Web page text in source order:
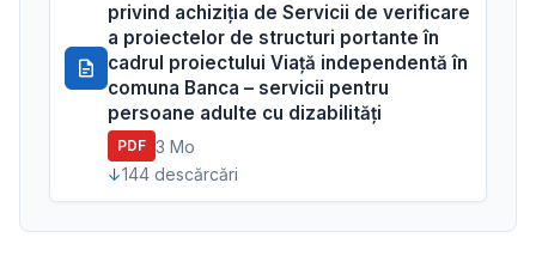
privind achiziţia de Servicii de verificare
a proiectelor de structuri portante în
cadrul proiectului Viață independentă în
comuna Banca – servicii pentru
persoane adulte cu dizabilități
PDF 3 Mo
144 descărcări